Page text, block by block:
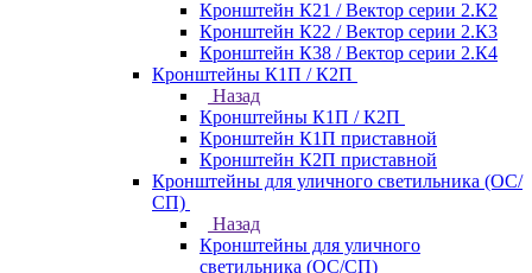
Кронштейн К21 / Вектор серии 2.К2
Кронштейн К22 / Вектор серии 2.К3
Кронштейн К38 / Вектор серии 2.К4
Кронштейны К1П / К2П
Назад
Кронштейны К1П / К2П
Кронштейн К1П приставной
Кронштейн К2П приставной
Кронштейны для уличного светильника (ОС/
СП)
Назад
Кронштейны для уличного
светильника (ОС/СП)